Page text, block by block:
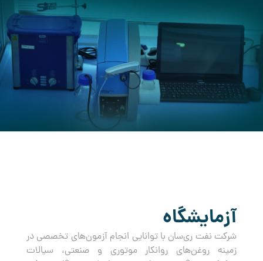
آزمایشگاه
شرکت نفت ری‌سان با توانایی انجام آزمون‌های تخصصی در
زمینه روغن‌های روانکار موتوری و صنعتی، سیالات